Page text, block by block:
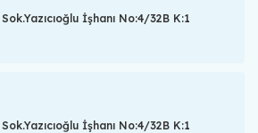
İşhanı No:4/32B K:1
İşhanı No:4/32B K:1